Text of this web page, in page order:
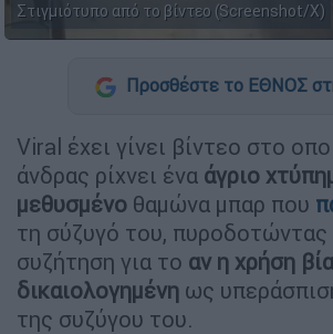
Στιγμιότυπο από το βίντεο (Screenshot/X)
Προσθέστε το ΕΘΝΟΣ
Viral έχει γίνει βίντεο στο
άνδρας ρίχνει ένα άγριο
μεθυσμένο θαμώνα μπαρ που
τη σύζυγό του, πυροδοτώντας
συζήτηση για το αν η χρήση
δικαιολογημένη ως
της συζύγου του.